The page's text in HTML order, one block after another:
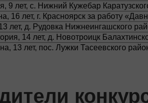
9 лет, с. Нижний Кужебар
16 лет, г. Красноярск за работу
лет, д. Рудовка Нижнеингашского
14 лет, д. Новотроицк
13 лет, пос. Лужки Тасеевского